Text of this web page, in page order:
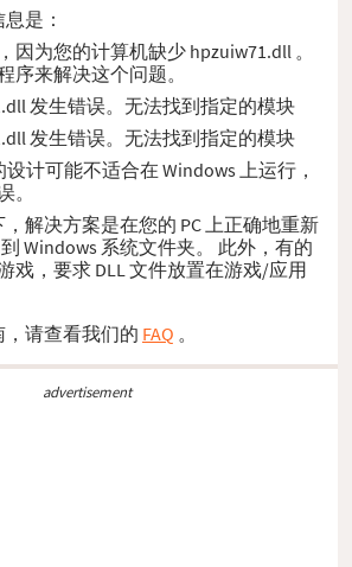
是：
因为您的计算机缺少 hpzuiw71.dll 。
序来解决这个问题。
发生错误。无法找到指定的模块
发生错误。无法找到指定的模块
计可能不适合在 Windows 上运行，
。
解决方案是在您的 PC 上正确地重新
Windows 系统文件夹。 此外，有的
戏，要求 DLL 文件放置在游戏/应用
请查看我们的 FAQ 。
advertisement